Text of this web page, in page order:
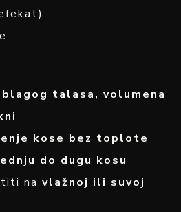
blagog talasa, volumena
kose bez toplote
do dugu kosu
na vlažnoj ili suvoj